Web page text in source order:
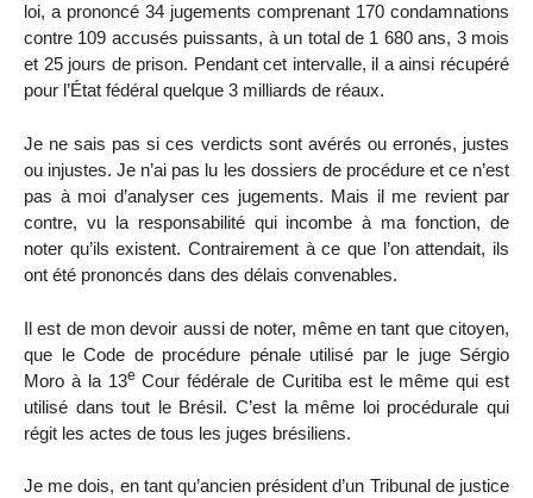
loi, a prononcé 34 jugements comprenant 170 condamnations
contre 109 accusés puissants, à un total de 1 680 ans, 3 mois
et 25 jours de prison. Pendant cet intervalle, il a ainsi récupéré
pour l’État fédéral quelque 3 milliards de réaux.
Je ne sais pas si ces verdicts sont avérés ou erronés, justes
ou injustes. Je n’ai pas lu les dossiers de procédure et ce n’est
pas à moi d’analyser ces jugements. Mais il me revient par
contre, vu la responsabilité qui incombe à ma fonction, de
noter qu’ils existent. Contrairement à ce que l’on attendait, ils
ont été prononcés dans des délais convenables.
Il est de mon devoir aussi de noter, même en tant que citoyen,
que le Code de procédure pénale utilisé par le juge Sérgio
Moro à la 13e Cour fédérale de Curitiba est le même qui est
utilisé dans tout le Brésil. C’est la même loi procédurale qui
régit les actes de tous les juges brésiliens.
Je me dois, en tant qu’ancien président d’un Tribunal de justice